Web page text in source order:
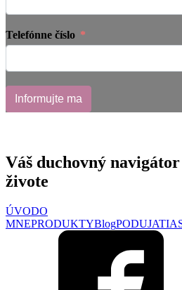
Telefónne číslo
Informujte ma
Váš duchovný
živote
ÚVODO
MNEPRODUKTYBlogPODUJATIA